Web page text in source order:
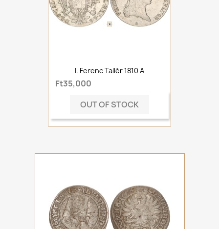
I. Ferenc Tallér 1810 A
Ft35,000
OUT OF STOCK